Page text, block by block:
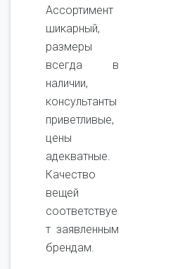
Ассортимент
шикарный,
размеры
всегда в
наличии,
консультанты
приветливые,
цены
адекватные.
Качество
вещей
соответствуе
т заявленным
брендам.